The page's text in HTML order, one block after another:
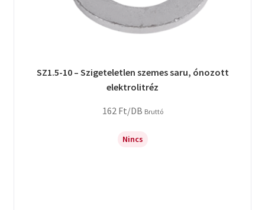
SZ1.5-10 – Szigeteletlen szemes saru, ónozott
elektrolitréz
162 Ft/DB Bruttó
Nincs